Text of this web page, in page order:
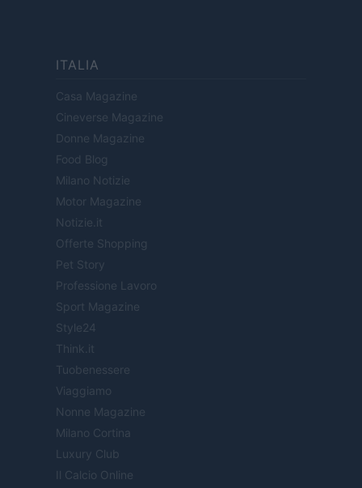
ITALIA
Casa Magazine
Cineverse Magazine
Donne Magazine
Food Blog
Milano Notizie
Motor Magazine
Notizie.it
Offerte Shopping
Pet Story
Professione Lavoro
Sport Magazine
Style24
Think.it
Tuobenessere
Viaggiamo
Nonne Magazine
Milano Cortina
Luxury Club
Il Calcio Online